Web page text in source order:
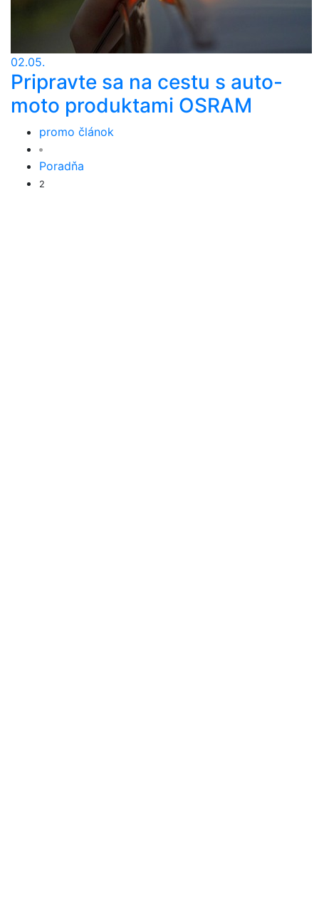
02.05.
Pripravte sa na cestu s auto-
moto produktami OSRAM
promo článok
Poradňa
2